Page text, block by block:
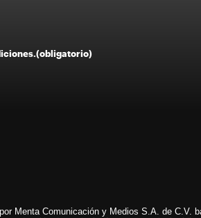
.(obligatorio)
Menta Comunicación y Medios S.A. de C.V.